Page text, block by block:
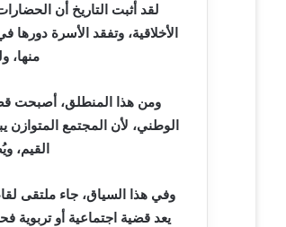
لقد أثبت التاريخ أن
الأخلاقية، وتفقد الأسرة
منها،
ومن هذا المنطلق، أصبحت
الوطني، لأن المجتمع
القيم،
وفي هذا السياق، جاء ملتقى
يعد قضية اجتماعية أو